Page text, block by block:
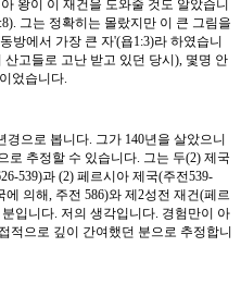
왕이 이 재건을 도와줄 것도 알았습니
그는 정확히는 몰랐지만 이 큰 그림을
방에서 가장 큰 자'(욥1:3)라 하였습니
산고들로 고난 받고 있던 당시), 몇명 안
었습니다.
으로 봅니다. 그가 140년을 살았으니
로 추정할 수 있습니다. 그는 두(2) 제국
539)과 (2) 페르시아 제국(주전539-
의해, 주전 586)와 제2성전 재건(페르
입니다. 저의 생각입니다. 경험만이 아
적으로 깊이 간여했던 분으로 추정합니